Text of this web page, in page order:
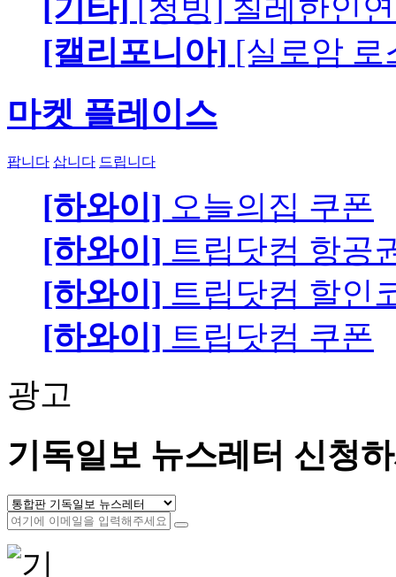
[기타]
[청빙] 칠레한인
[캘리포니아] [실로암 로
마켓 플레이스
팝니다 삽니다 드립니다
[하와이] 오늘의집 쿠폰
[하와이] 트립닷컴 항공
[하와이] 트립닷컴 할인
[하와이] 트립닷컴 쿠폰
광고
기독일보 뉴스레터 신청